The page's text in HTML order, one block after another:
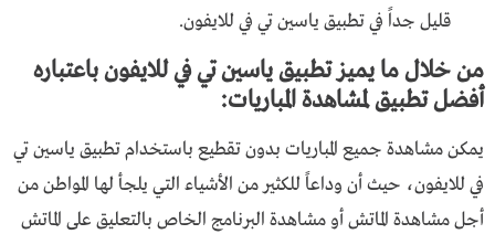
قليل جداً في تطبيق ياسين تي في للايفون.
من خلال ما يميز تطبيق ياسين تي في للايفون باعتباره
أفضل تطبيق لمشاهدة المباريات:
يمكن مشاهدة جميع المباريات بدون تقطيع باستخدام تطبيق ياسين تي
في للايفون، حيث أن وداعاً للكثير من الأشياء التي يلجأ لها المواطن من
أجل مشاهدة الماتش أو مشاهدة البرنامج الخاص بالتعليق على الماتش